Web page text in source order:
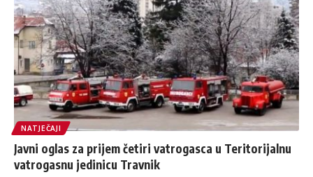
NATJEČAJI
Javni oglas za prijem četiri vatrogasca u Teritorijalnu
vatrogasnu jedinicu Travnik